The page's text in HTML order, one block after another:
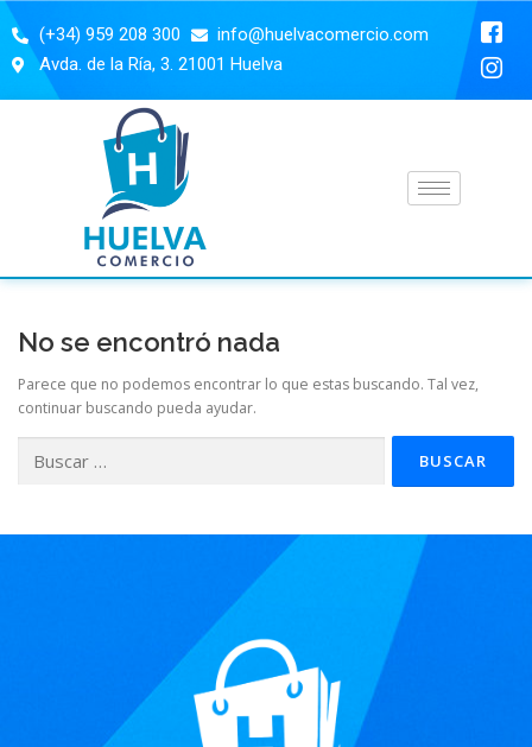
(+34) 959 208 300
info@huelvacomercio.com
Avda. de la Ría, 3. 21001 Huelva
No se encontró nada
Parece que no podemos encontrar lo que estas buscando. Tal vez,
continuar buscando pueda ayudar.